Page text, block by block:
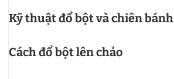
Kỹ thuật đổ bột và chiên bánh
Cách đổ bột lên chảo